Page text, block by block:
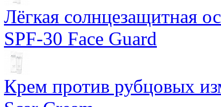
Лёгкая солнцезащитная
SPF-30 Face Guard
Крем против рубцовых